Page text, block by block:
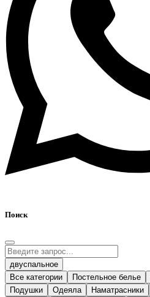
Поиск
двуспальное
Все категории
Постельное белье
Подушки
Одеяла Наматрасники